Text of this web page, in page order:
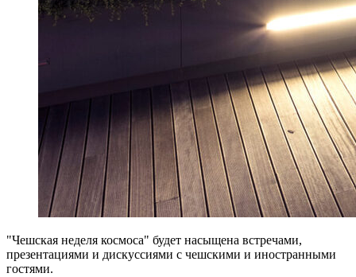
"Чешская неделя космоса" будет насыщена встречами,
презентациями и дискуссиями с чешскими и иностранными
гостями.